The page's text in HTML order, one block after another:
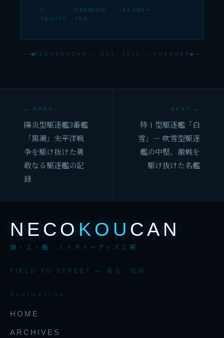
T-
TRINITY
PREMIUM
TEE
¥4,400〜
NECOKOUCAN — EST. 2023 — FUKUOKA
← PREV
陽炎型駆逐艦3番艦
「黒潮」――太平洋戦
争を駆け抜けた勇
敢なる駆逐艦の記
録
NEXT →
特Ⅰ型駆逐艦「白
雪」— 吹雪型駆逐
艦の中堅、激戦を
駆け抜けた名艦
NECO KOU CAN
猫・工・艦 ミリタリーグッズ工房
FIELD TO STREET — 着る、戦術。
NAVIGATION
HOME
ARCHIVES